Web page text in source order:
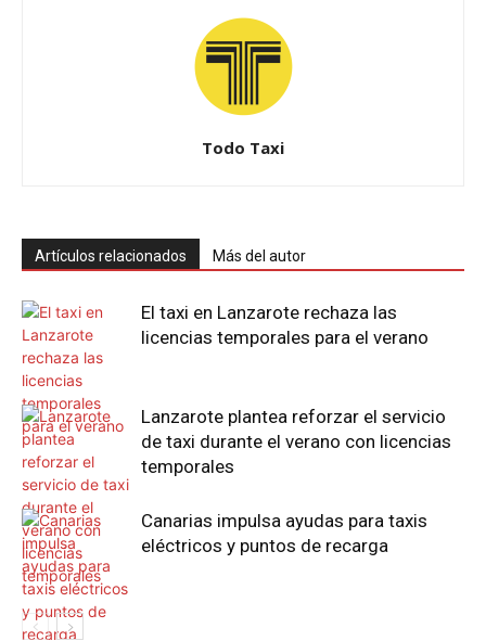
Todo Taxi
Artículos relacionados Más del autor
El taxi en Lanzarote rechaza las
licencias temporales para el verano
Lanzarote plantea reforzar el servicio
de taxi durante el verano con licencias
temporales
Canarias impulsa ayudas para taxis
eléctricos y puntos de recarga